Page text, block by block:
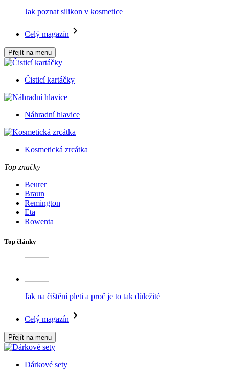
Jak poznat silikon v kosmetice
Celý magazín
Přejít na menu
Čisticí kartáčky
Náhradní hlavice
Kosmetická zrcátka
Top značky
Beurer
Braun
Remington
Eta
Rowenta
Top články
Jak na čištění pleti a proč je to tak důležité
Celý magazín
Přejít na menu
Dárkové sety